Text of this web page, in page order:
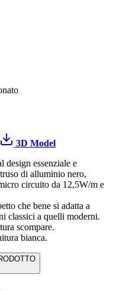
3D Model
design essenziale e
di alluminio nero,
circuito da 12,5W/m e
che bene si adatta a
classici a quelli moderni.
scompare.
bianca.